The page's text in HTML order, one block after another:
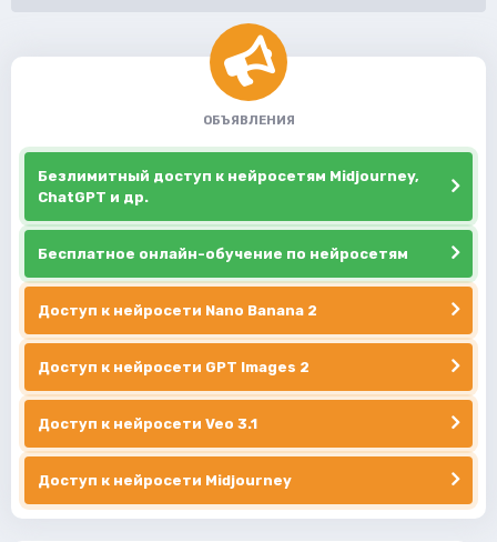
ОБЪЯВЛЕНИЯ
Безлимитный доступ к нейросетям Midjourney,
ChatGPT и др.
Бесплатное онлайн-обучение по нейросетям
Доступ к нейросети Nano Banana 2
Доступ к нейросети GPT Images 2
Доступ к нейросети Veo 3.1
Доступ к нейросети Midjourney